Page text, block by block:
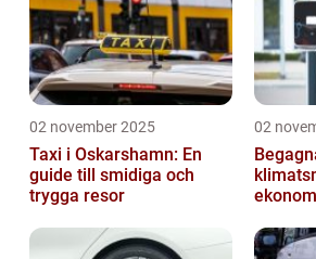
02 november 2025
Taxi i Oskarshamn: En
guide till smidiga och
trygga resor
02